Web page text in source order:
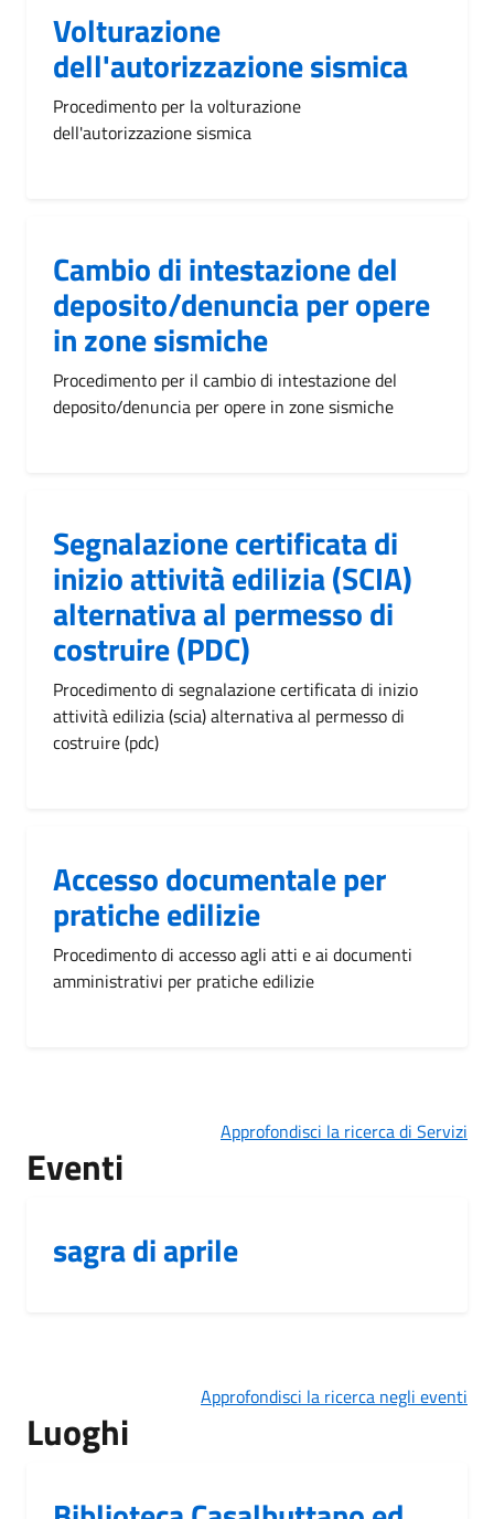
Volturazione
dell'autorizzazione sismica
Procedimento per la volturazione
dell'autorizzazione sismica
Cambio di intestazione del
deposito/denuncia per opere
in zone sismiche
Procedimento per il cambio di intestazione del
deposito/denuncia per opere in zone sismiche
Segnalazione certificata di
inizio attività edilizia (SCIA)
alternativa al permesso di
costruire (PDC)
Procedimento di segnalazione certificata di inizio
attività edilizia (scia) alternativa al permesso di
costruire (pdc)
Accesso documentale per
pratiche edilizie
Procedimento di accesso agli atti e ai documenti
amministrativi per pratiche edilizie
Approfondisci la ricerca di Servizi
Eventi
sagra di aprile
Approfondisci la ricerca negli eventi
Luoghi